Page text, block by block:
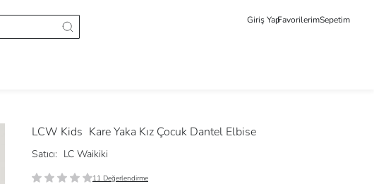
Giriş YapFavorilerimSepetim
LCW Kids Kare Yaka Kız Çocuk Dantel Elbise
Satıcı: LC Waikiki
11 Değerlendirme